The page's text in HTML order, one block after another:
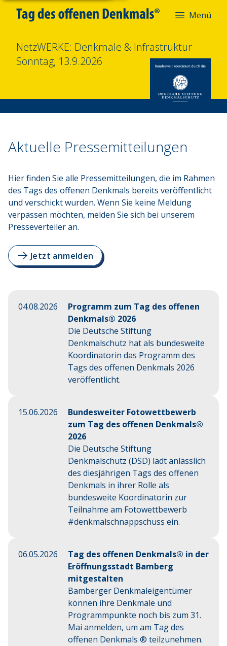
Menü
NetzWERKE: Denkmale & Infrastruktur
Sonntag, 13.9.2026
Aktuelle Pressemitteilungen
Hier finden Sie alle Pressemitteilungen, die im Rahmen
des Tags des offenen Denkmals bereits veröffentlicht
und verschickt wurden. Wenn Sie keine Meldung
verpassen möchten, melden Sie sich bei unserem
Presseverteiler an.
Jetzt anmelden
04.08.2026
Programm zum Tag des offenen
Denkmals® 2026
Die Deutsche Stiftung
Denkmalschutz hat als bundesweite
Koordinatorin das Programm des
Tags des offenen Denkmals 2026
veröffentlicht.
15.06.2026
Bundesweiter Fotowettbewerb
zum Tag des offenen Denkmals®
2026
Die Deutsche Stiftung
Denkmalschutz (DSD) lädt anlässlich
des diesjährigen Tags des offenen
Denkmals in ihrer Rolle als
bundesweite Koordinatorin zur
Teilnahme am Fotowettbewerb
#denkmalschnappschuss ein.
06.05.2026
Tag des offenen Denkmals® in der
Eröffnungsstadt Bamberg
mitgestalten
Bamberger Denkmaleigentümer
können ihre Denkmale und
Programmpunkte noch bis zum 31.
Mai anmelden, um am Tag des
offenen Denkmals ® teilzunehmen.